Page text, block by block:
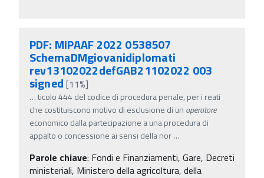
PDF: MIPAAF 2022 0538507
SchemaDMgiovanidiplomati
rev13102022defGAB21102022 003
signed [11%]
…ticolo 444 del codice di procedura penale, per i reati
che costituiscono motivo di esclusione di un operatore
economico dalla partecipazione a una procedura di
appalto o concessione ai sensi della nor…
Parole chiave: Fondi e Finanziamenti, Gare, Decreti
ministeriali, Ministero della agricoltura, della